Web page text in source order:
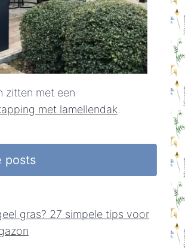
zitten met een
met lamellendak.
posts
gras? 27 simpele tips voor